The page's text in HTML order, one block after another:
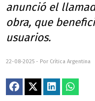
anunció el
obra, que
usuarios.
22-08-2025 - Por Crítica Argentina